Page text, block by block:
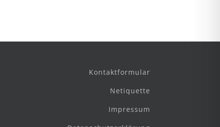
Kontaktformular
Netiquette
Impressum